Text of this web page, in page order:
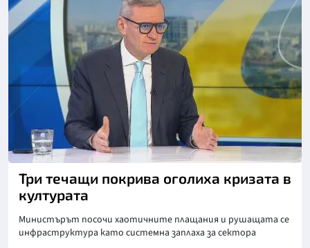
Снимка: БНТ
Три течащи покрива оголиха кризата в
културата
Министърът посочи хаотичните плащания и рушащата се
инфраструктура като системна заплаха за сектора